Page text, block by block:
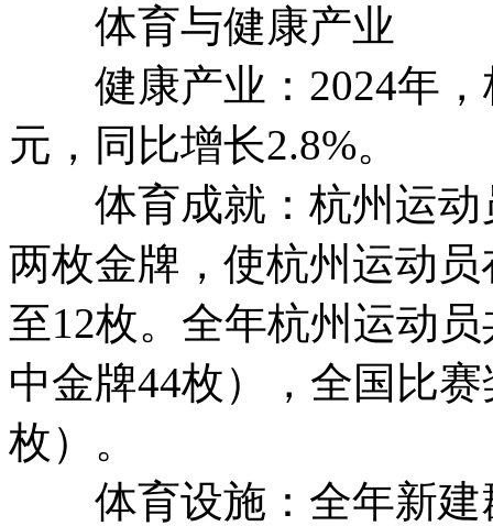
体育与健康产业
健康产业：2024年，
元，同比增长2.8%。
体育成就：杭州运动
两枚金牌，使杭州运动
至12枚。全年杭州运动
中金牌44枚），全国比
枚）。
体育设施：全年新建